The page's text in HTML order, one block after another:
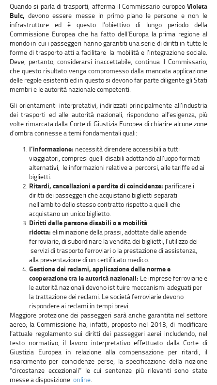
Quando si parla di trasporti, afferma il Commissario europeo Violeta
Bulc,devono essere messe in primo piano le persone e non le
infrastrutture ed è questo l’obiettivo di lungo periodo della
Commissione Europea che ha fatto dell’Europa la prima regione al
mondo in cui i passeggeri hanno garantiti una serie di diritti in tutte le
forme di trasporto atti a facilitare la mobilità e l’integrazione sociale.
Deve, pertanto, considerarsi inaccettabile, continua il Commissario,
che questo risultato venga compromesso dalla mancata applicazione
delle regole esistenti ed in questo si devono far parte diligente gli Stati
membri e le autorità nazionale competenti.
Gli orientamenti interpretativi, indirizzati principalmente all’industria
dei trasporti ed alle autorità nazionali, rispondono all’esigenza, più
volte rimarcata dalla Corte di Giustizia Europea di chiarire alcune zone
d’ombra connesse a temi fondamentali quali:
l’informazione: necessità direndere accessibili a tutti
viaggiatori, compresi quelli disabili adottando all’uopo formati
alternativi, le informazioni relative ai percorsi, alle tariffe ed ai
biglietti.
Ritardi, cancellazioni e perdite di coincidenze: parificare i
diritti dei passeggeri che acquistano biglietti separati
nell’ambito dello stesso contratto rispetto a quelli che
acquistano un unico biglietto.
Diritti delle persone disabili o a mobilità
ridotta: eliminazione della prassi, adottate dalle aziende
ferroviarie, di subordinare la vendita dei biglietti, l’utilizzo dei
servizi di trasporto ferroviari o la prestazione di assistenza,
alla presentazione di un certificato medico.
Gestione dei reclami, applicazione delle norme e
cooperazione tra le autorità nazionali: Le imprese ferroviarie e
le autorità nazionali devono istituire meccanismi adeguati per
la trattazione dei reclami. Le società ferroviarie devono
rispondere ai reclami in tempi brevi.
Maggiore protezione dei passeggeri sarà anche garantita nel settore
aereo; la Commissione ha, infatti, proposto nel 2013, di modificare
l’attuale regolamento sui diritti dei passeggeri aerei includendo, nel
testo normativo, il lavoro interpretativo effettuato dalla Corte di
Giustizia Europea in relazione alla compensazione per ritardi, il
risarcimento per coincidenze perse, la specificazione della nozione
“circostanze eccezionali” le cui sentenze più rilevanti sono state
messe a disposizione online.